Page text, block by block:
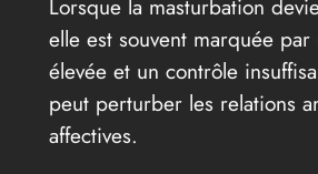
Lorsque la masturbation
elle est souvent marquée
élevée et un contrôle
peut perturber les relations
affectives.